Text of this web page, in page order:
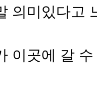
의미있다고
이곳에 갈